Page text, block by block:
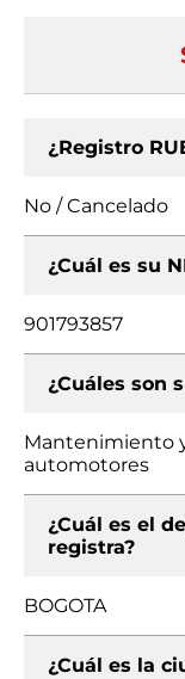
¿Registro
No / Cancelado
¿Cuál es su
901793857
¿Cuáles son
Mantenimiento
automotores
¿Cuál es el
registra?
BOGOTA
¿Cuál es la